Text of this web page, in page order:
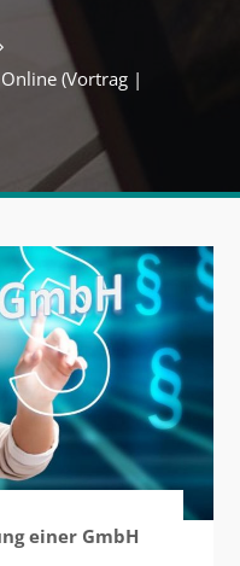
(Vortrag |
einer GmbH